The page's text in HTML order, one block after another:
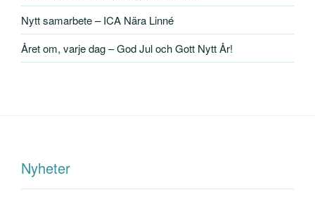
Nytt samarbete – ICA Nära Linné
Året om, varje dag – God Jul och Gott Nytt År!
Nyheter